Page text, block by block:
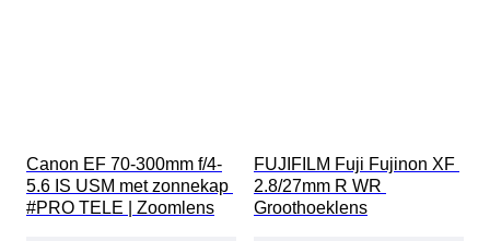
Canon EF 70-300mm f/4-
5.6 IS USM met zonnekap
#PRO TELE | Zoomlens
FUJIFILM Fuji Fujinon XF
2.8/27mm R WR
Groothoeklens